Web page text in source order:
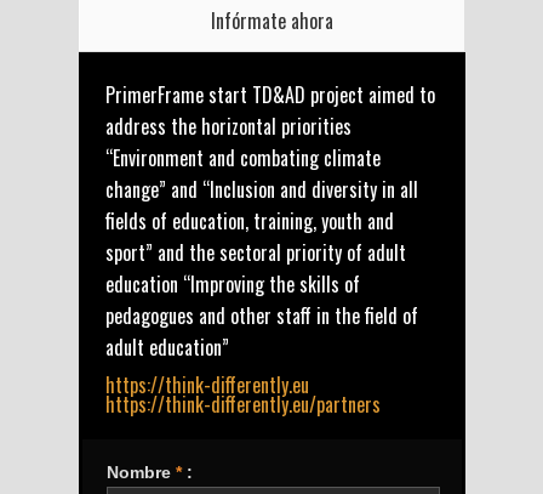
Infórmate ahora
PrimerFrame start TD&AD project aimed to
address the horizontal priorities
“Environment and combating climate
change” and “Inclusion and diversity in all
fields of education, training, youth and
sport” and the sectoral priority of adult
education “Improving the skills of
pedagogues and other staff in the field of
adult education”
https://think-differently.eu
https://think-differently.eu/partners
Nombre *: